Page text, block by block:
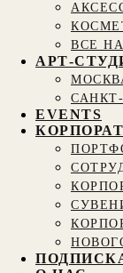
ВСЕ
АРТ-
EVENTS